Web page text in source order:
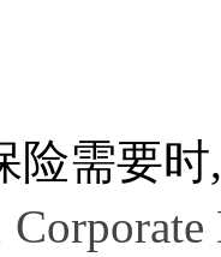
险需要